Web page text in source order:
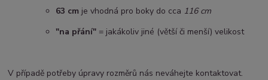
63 cm je vhodná pro boky do cca 116 cm
"na přání" = jakákoliv jiné (větší či menší) velikost
V případě potřeby úpravy rozměrů nás neváhejte kontaktovat.